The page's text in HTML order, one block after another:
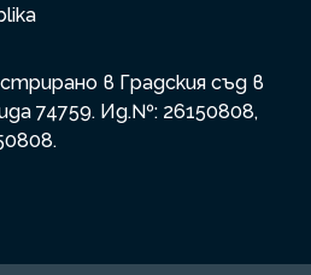
в Градския съд в
74759. Ид.№: 26150808,